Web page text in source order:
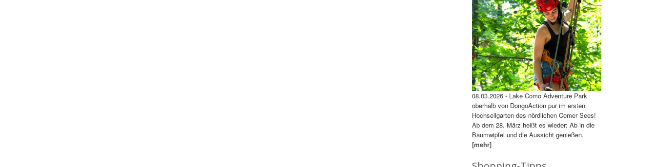
08.03.2026 - Lake Como Adventure Park
oberhalb von DongoAction pur im ersten
Hochseilgarten des nördlichen Comer Sees!
Ab dem 28. März heißt es wieder: Ab in die
Baumwipfel und die Aussicht genießen.
[mehr]